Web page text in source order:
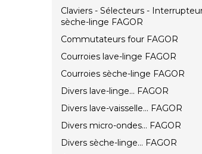
Claviers - Sélecteurs -
sèche-linge FAGOR
Commutateurs four FAGOR
Courroies lave-linge FAGOR
Courroies sèche-linge FAGOR
Divers lave-linge... FAGOR
Divers lave-vaisselle... FAGOR
Divers micro-ondes... FAGOR
Divers sèche-linge... FAGOR